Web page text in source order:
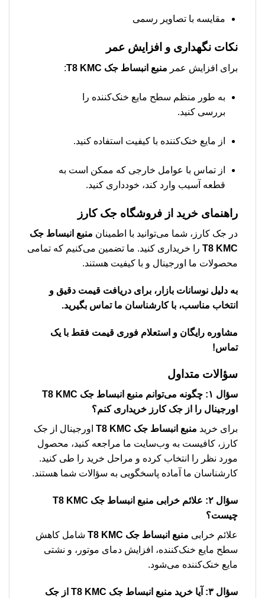
مقایسه با تصاویر رسمی
نکات نگهداری و افزایش عمر
برای افزایش عمر منبع انبساط جک T8 KMC :
به طور منظم سطح مایع خنک‌کننده را
بررسی کنید.
از مایع خنک‌کننده با کیفیت استفاده کنید.
از تماس با عوامل خارجی که ممکن است به
قطعه آسیب وارد کند، خودداری کنید.
راهنمای خرید از فروشگاه جک کارز
در جک کارز، شما می‌توانید با اطمینان منبع انبساط جک
T8 KMC را خریداری کنید. ما تضمین می‌کنیم که تمامی
محصولات ما اورجینال و با کیفیت هستند.
به دلیل نوسانات بازار، برای دریافت قیمت دقیق و
انتخاب مناسب، با کارشناسان ما تماس بگیرید.
مشاوره رایگان و استعلام فوری قیمت فقط با یک
تماس!
سؤالات متداول
سؤال ۱: چگونه می‌توانم
منبع انبساط جک T8 KMC
اورجینال را از جک کارز خریداری کنم؟
برای خرید منبع انبساط جک T8 KMC
اورجینال از جک
کارز، کافیست به وب‌سایت ما مراجعه کنید، محصول
مورد نظر را انتخاب کرده و مراحل خرید را طی کنید.
کارشناسان ما آماده پاسخگویی به سؤالات شما هستند.
سؤال ۲: علائم خرابی
منبع انبساط جک T8 KMC
چیست؟
علائم خرابی منبع انبساط جک T8 KMC
شامل کاهش
سطح مایع خنک‌کننده، افزایش دمای موتور، و نشتی
مایع خنک‌کننده می‌شود.
سؤال ۳: آیا خرید منبع انبساط جک T8 KMC
از جک